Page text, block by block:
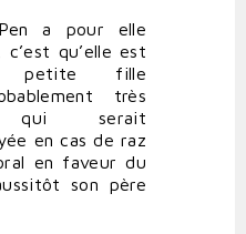
a pour elle
qu’elle est
petite fille
très
qui serait
en cas de raz
en faveur du
son père